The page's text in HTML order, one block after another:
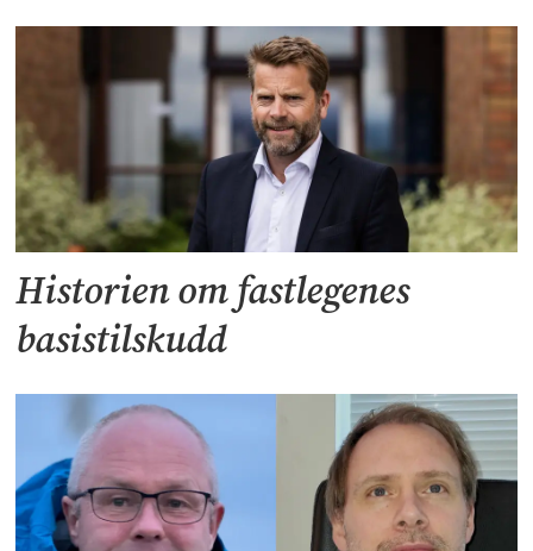
Historien om fastlegenes
basistilskudd